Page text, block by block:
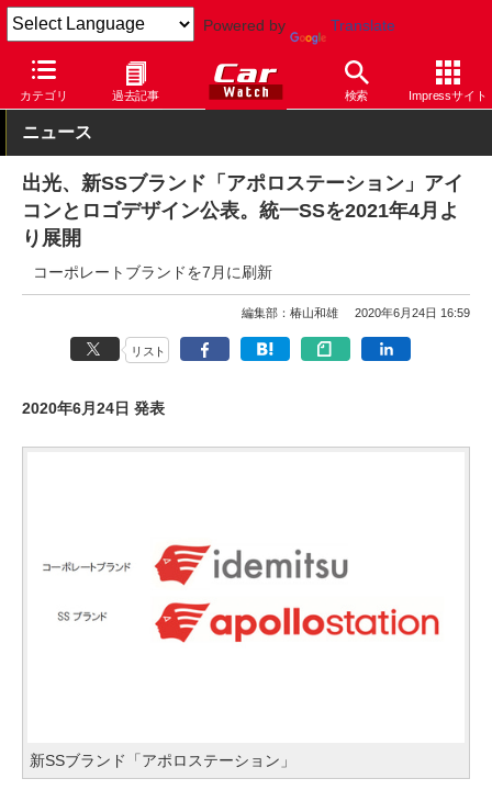
Powered by Translate
カテゴリ 過去記事 検索 Impressサイト
Car Watch 自動車
ニュース
出光、新SSブランド「アポロステーション」アイ
コンとロゴデザイン公表。統一SSを2021年4月よ
り展開
コーポレートブランドを7月に刷新
編集部：椿山和雄 2020年6月24日 16:59
リスト
2020年6月24日 発表
新SSブランド「アポロステーション」